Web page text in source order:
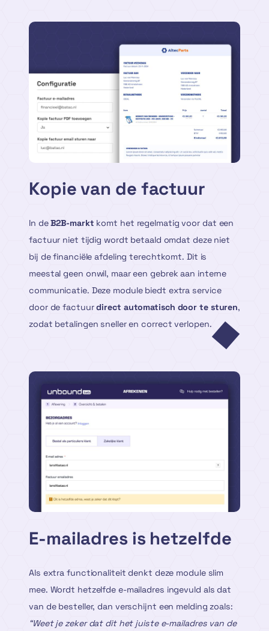
Kopie van de factuur
In deB2B-markt komt het regelmatig voor dat een
factuur niet tijdig wordt betaald omdat deze niet
bij de financiële afdeling terechtkomt. Dit is
meestal geen onwil, maar een gebrek aan interne
communicatie. Deze module biedt extra service
door de factuurdirect automatisch door te sturen,
zodat betalingen sneller en correct verlopen.
E-mailadres is hetzelfde
Als extra functionaliteit denkt deze module slim
mee. Wordt hetzelfde e-mailadres ingevuld als dat
van de besteller, dan verschijnt een melding zoals:
“Weet je zeker dat dit het juiste e-mailadres van de